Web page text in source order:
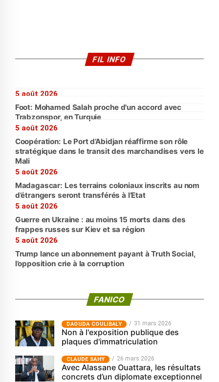
FIL INFO
5 août 2026
Foot: Mohamed Salah proche d'un accord avec
Trabzonspor, en Turquie
5 août 2026
Coopération: Le Port d’Abidjan réaffirme son rôle
stratégique dans le transit des marchandises vers le
Mali
5 août 2026
Madagascar: Les terrains coloniaux inscrits au nom
d’étrangers seront transférés à l’Etat
5 août 2026
Guerre en Ukraine : au moins 15 morts dans des
frappes russes sur Kiev et sa région
5 août 2026
Trump lance un abonnement payant à Truth Social,
l’opposition crie à la corruption
FANICO
‎DAOUDA COULIBALY 31 mars 2026
Non à l'exposition publique des
plaques d'immatriculation
CLAUDE SAHY 26 mars 2026
Avec Alassane Ouattara, les résultats
concrets d’un diplomate exceptionnel